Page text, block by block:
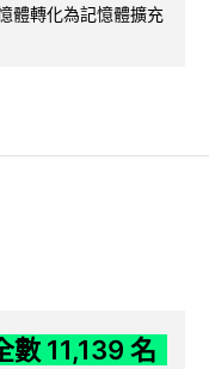
體轉化為記憶體擴充
數 11,139 名